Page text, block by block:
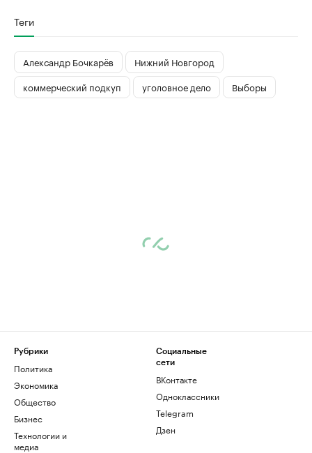
Теги
Александр Бочкарёв
Нижний Новгород
коммерческий подкуп
уголовное дело Выборы
Рубрики
Политика
Экономика
Общество
Бизнес
Технологии и
медиа
Социальные
сети
ВКонтакте
Одноклассники
Telegram
Дзен